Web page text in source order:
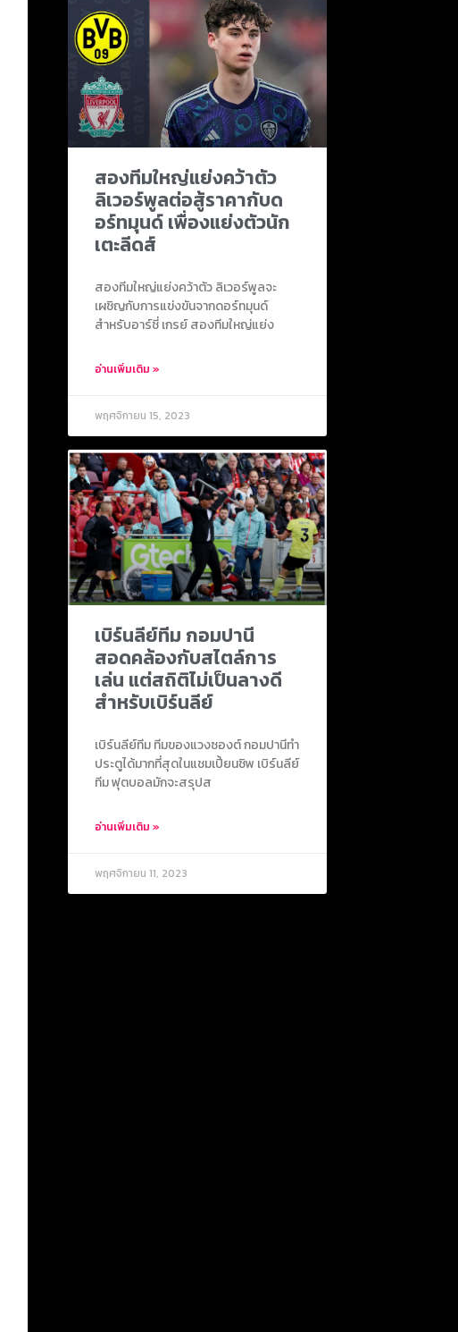
สองทีมใหญ่แย่งคว้าตัว
ลิเวอร์พูลต่อสู้ราคากับด
อร์ทมุนด์ เพื่องแย่งตัวนัก
เตะลีดส์
สองทีมใหญ่แย่งคว้าตัว ลิเวอร์พูลจะ
เผชิญกับการแข่งขันจากดอร์ทมุนด์
สำหรับอาร์ชี่ เกรย์ สองทีมใหญ่แย่ง
อ่านเพิ่มเติม »
พฤศจิกายน 15, 2023
เบิร์นลีย์ทีม กอมปานี
สอดคล้องกับสไตล์การ
เล่น แต่สถิติไม่เป็นลางดี
สำหรับเบิร์นลีย์
เบิร์นลีย์ทีม ทีมของแวงซองต์ กอมปานีทำ
ประตูได้มากที่สุดในแชมเปี้ยนชิพ เบิร์นลีย์
ทีม ฟุตบอลมักจะสรุปส
อ่านเพิ่มเติม »
พฤศจิกายน 11, 2023